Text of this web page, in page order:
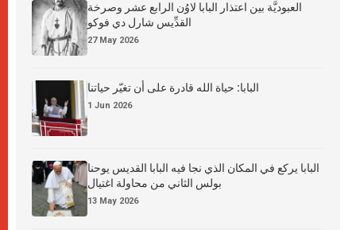
العبوديَّة بين اعتذار البابا لاوُن الرابع عشر وصرخة
القدِّيس شارل دي فوكو
27 May 2026
البابا: حياة الله قادرة على أن تغيّر حياتنا
1 Jun 2026
البابا يركع في المكان الذي نجا فيه البابا القديس يوحنا
بولس الثاني من محاولة اغتيال
13 May 2026